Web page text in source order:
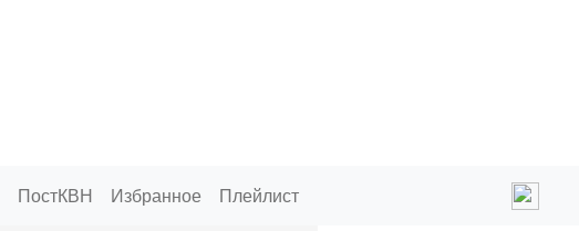
ПостКВН Избранное Плейлист